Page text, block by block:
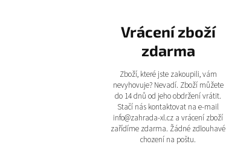
Vrácení zboží
zdarma
Zboží, které jste zakoupili, vám
nevyhovuje? Nevadí. Zboží můžete
do 14 dnů od jeho obdržení vrátit.
Stačí nás kontaktovat na e-mail
info@zahrada-xl.cz a vrácení zboží
zařídíme zdarma. Žádné zdlouhavé
chození na poštu.